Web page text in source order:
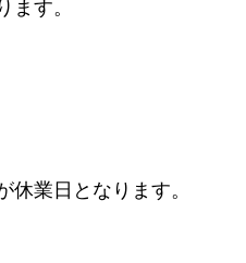
す。
業日となります。